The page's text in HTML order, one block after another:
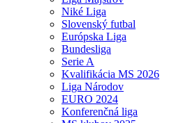
Niké Liga
Slovenský futbal
Európska Liga
Bundesliga
Serie A
Kvalifikácia MS 2026
Liga Národov
EURO 2024
Konferenčná liga